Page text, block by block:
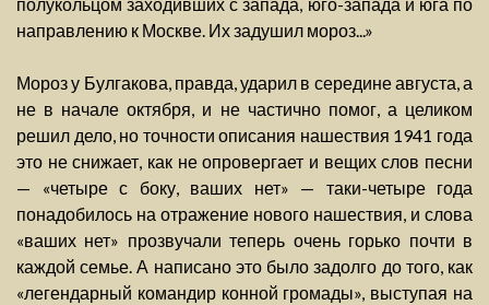
направлению к Москве. Их задушил мороз...»
Мороз у Булгакова, правда, ударил в середине августа, а
не в начале октября, и не частично помог, а целиком
решил дело, но точности описания нашествия 1941 года
это не снижает, как не опровергает и вещих слов песни
— «четыре с боку, ваших нет» — таки-четыре года
понадобилось на отражение нового нашествия, и слова
«ваших нет» прозвучали теперь очень горько почти в
каждой семье. А написано это было задолго до того, как
«легендарный командир конной громады», выступая на